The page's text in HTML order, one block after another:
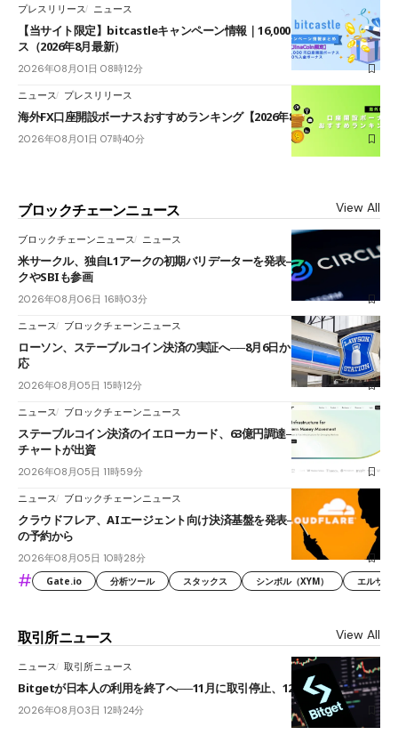
プレスリリース ニュース
【当サイト限定】bitcastleキャンペーン情報｜16,000円口座開設ボーナ
ス（2026年8月最新）
2026年08月01日 08時12分
ニュース プレスリリース
海外FX口座開設ボーナスおすすめランキング【2026年8月最新】
2026年08月01日 07時40分
ブロックチェーンニュース View All
ブロックチェーンニュース ニュース
米サークル、独自L1アークの初期バリデーターを発表――ブラックロッ
クやSBIも参画
2026年08月06日 16時03分
ニュース ブロックチェーンニュース
ローソン、ステーブルコイン決済の実証へ──8月6日からJPYCやUSDC対
応
2026年08月05日 15時12分
ニュース ブロックチェーンニュース
ステーブルコイン決済のイエローカード、63億円調達──ソニーやスタン
チャートが出資
2026年08月05日 11時59分
ニュース ブロックチェーンニュース
クラウドフレア、AIエージェント向け決済基盤を発表──まずハンドル名
の予約から
2026年08月05日 10時28分
# Gate.io 分析ツール スタックス シンボル（XYM） エルサル
取引所ニュース View All
ニュース 取引所ニュース
Bitgetが日本人の利用を終了へ──11月に取引停止、12月末に強制決済
2026年08月03日 12時24分